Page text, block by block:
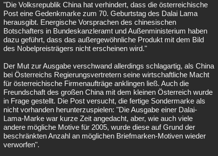
"Die Volksrepublik China hat verhindert, dass die österreichische
Post eine Gedenkmarke zum 70. Geburtstag des Dalai Lama
herausgibt. Energische Vorsprachen des chinesischen
Botschafters in Bundeskanzleramt und Außenministerium haben
dazu geführt, dass das außergewöhnliche Produkt mit dem Bild
des Nobelpreisträgers nicht erscheinen wird."
Der Mut zur Ausgabe verschwand allerdings schlagartig, als China
bei Österreichs Regierungsvertretern seine wirtschaftliche Macht
für österreichische Firmenaufträge anklingen ließ. Auch die
Freundschaft des großen China mit dem kleinen Österreich wurde
in Frage gestellt. Die Post versucht, die fertige Sondermarke als
nicht vorhanden herunterzuspielen: "Die Ausgabe einer Dalai-
Lama-Marke war kurze Zeit angedacht, aber, wie auch viele
andere mögliche Motive für 2005, wurde diese auf Grund der
beschränkten Anzahl an möglichen Briefmarken-Motiven wieder
verworfen".